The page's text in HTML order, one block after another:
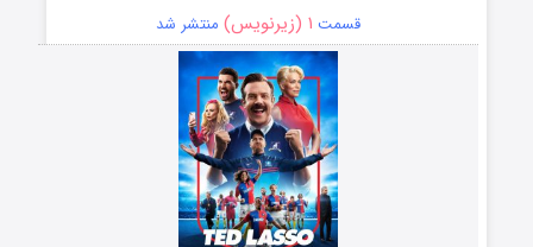
قسمت ۱ (زیرنویس) منتشر شد